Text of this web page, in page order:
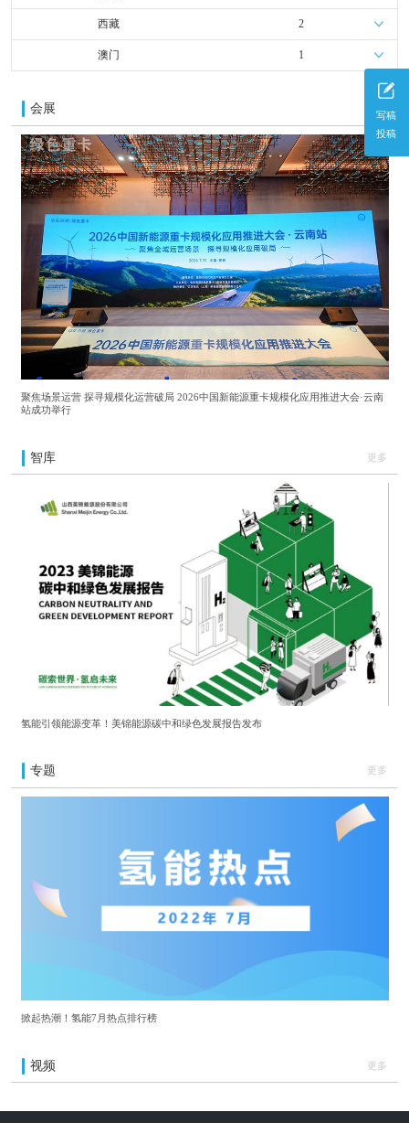
写稿
投稿
西藏 2
澳门 1
会展 更多
聚焦场景运营 探寻规模化运营破局 2026中国新能源重卡规模化应用推进大会·云南
站成功举行
智库 更多
氢能引领能源变革！美锦能源碳中和绿色发展报告发布
专题 更多
掀起热潮！氢能7月热点排行榜
视频 更多